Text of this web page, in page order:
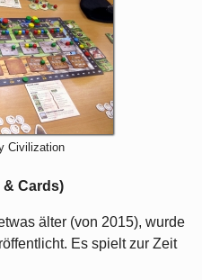
Civilization
& Cards)
älter (von 2015), wurde
Es spielt zur Zeit